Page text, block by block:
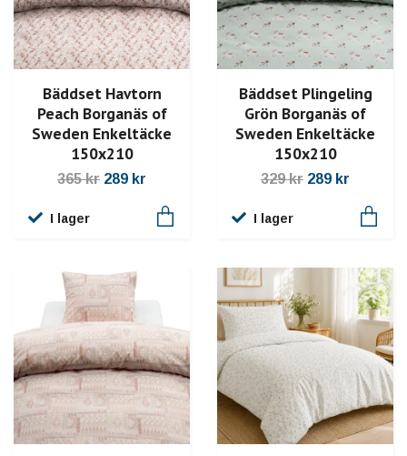
Bäddset Havtorn
Peach Borganäs of
Sweden Enkeltäcke
150x210
365 kr 289 kr
I lager
Bäddset Plingeling
Grön Borganäs of
Sweden Enkeltäcke
150x210
329 kr 289 kr
I lager